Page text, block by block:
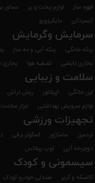
قهوه ساز لوازم پخت و پز سماور
آبسردکن
مایکروویو
سرمایش وگرمایش
پنکه خانگی پنکه آبی و مه ساز
بخاری تابشی
تصفیه هوا بخاری
سلامت و زیبایی
لیزر خانگی اپیلاتور ریش تراش
لوازم سرویش بهداشتی
ابزار سلامت
تجهیزات ورزشی
تردمیل ماساژور اسکوتر برقی
دوچرخه آبی
توپ پیلاتس
سیسمونی و کودک
کالسکه و کریر صندلی خودرو کودک